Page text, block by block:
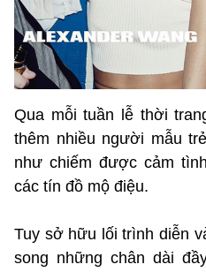
Qua mỗi tuần lễ thời
thêm nhiều người mẫu
như chiếm được cảm
các tín đồ mộ điệu.
Tuy sở hữu lối trình diễn
song những chân dài